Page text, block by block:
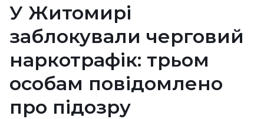
У Житомирі
заблокували черговий
наркотрафік: трьом
особам повідомлено
про підозру